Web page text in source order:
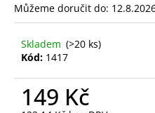
Můžeme doručit do:
Skladem (>20 ks)
Kód: 1417
149 Kč
D
o
p
o
r